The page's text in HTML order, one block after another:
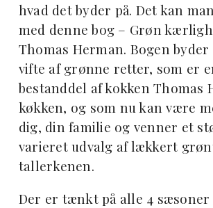
hvad det byder på. Det kan
med denne bog – Grøn
Thomas Herman. Bogen byder
vifte af grønne retter, som er
bestanddel af kokken Thomas
køkken, og som nu kan være
dig, din familie og venner et
varieret udvalg af lækkert
tallerkenen.
Der er tænkt på alle 4